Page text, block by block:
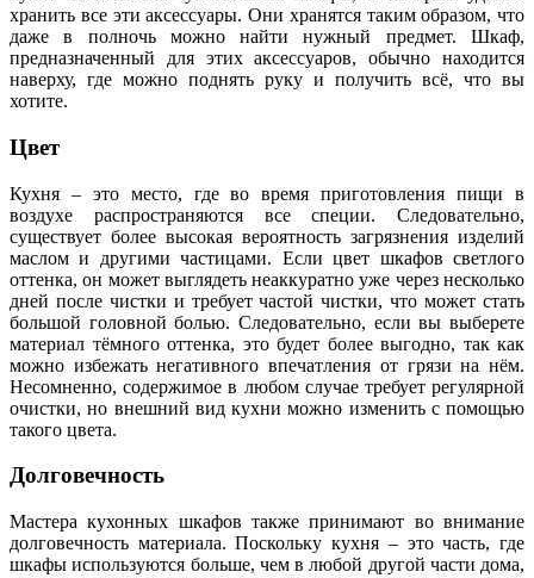
хранить все эти аксессуары. Они хранятся таким образом, что
даже в полночь можно найти нужный предмет. Шкаф,
предназначенный для этих аксессуаров, обычно находится
наверху, где можно поднять руку и получить всё, что вы
хотите.
Цвет
Кухня – это место, где во время приготовления пищи в
воздухе распространяются все специи. Следовательно,
существует более высокая вероятность загрязнения изделий
маслом и другими частицами. Если цвет шкафов светлого
оттенка, он может выглядеть неаккуратно уже через несколько
дней после чистки и требует частой чистки, что может стать
большой головной болью. Следовательно, если вы выберете
материал тёмного оттенка, это будет более выгодно, так как
можно избежать негативного впечатления от грязи на нём.
Несомненно, содержимое в любом случае требует регулярной
очистки, но внешний вид кухни можно изменить с помощью
такого цвета.
Долговечность
Мастера кухонных шкафов также принимают во внимание
долговечность материала. Поскольку кухня – это часть, где
шкафы используются больше, чем в любой другой части дома,